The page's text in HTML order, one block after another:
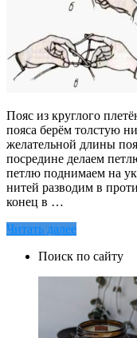
Пояс из круглого
пояса берём толстую
желательной длины
посредине делаем
петлю поднимаем на
нитей разводим в
конец в …
Читать далее
Поиск по сайту